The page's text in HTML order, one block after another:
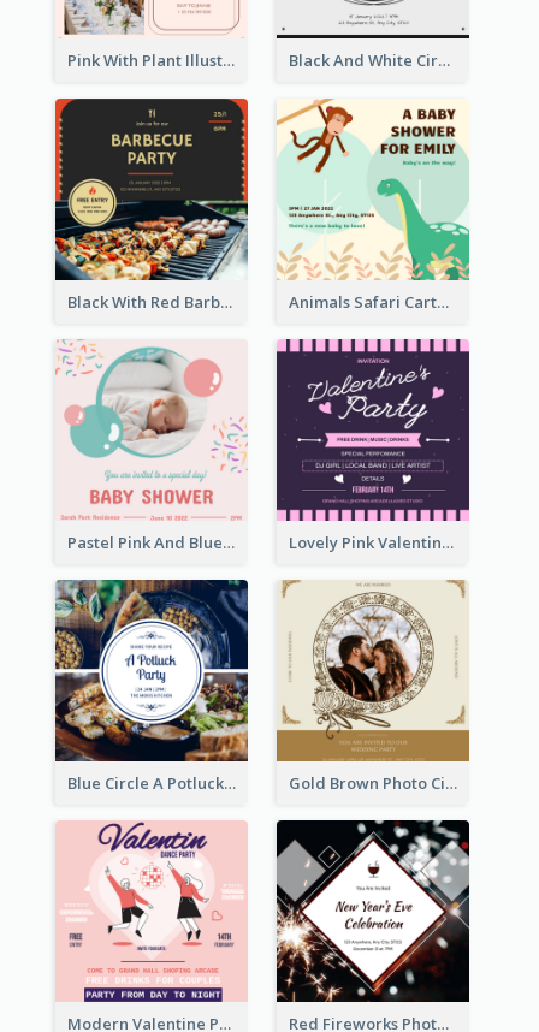
Pink With Plant Illustration Wedding Party Invitation Black And White Circle Photo Thanksgiving Dinner Invitation
Black With Red Barbecue Housewarming Invitation Animals Safari Cartoon Baby Shower Invitation
Pastel Pink And Blue Baby Shower Invitation Lovely Pink Valentine Celebration Invitation Design Ideas
Blue Circle A Potluck Party Invitation Gold Brown Photo Circle Wedding Invitation
Modern Valentine Party Pink Invitation Design Templates Red Fireworks Photo New Year Eve Celebration Invitation